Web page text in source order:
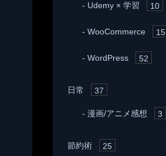
Udemy × 学習 10
WooCommerce 15
WordPress 52
日常 37
漫画/アニメ感想 3
節約術 25